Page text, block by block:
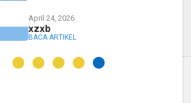
April 24, 2026
xzxb
BACA ARTIKEL